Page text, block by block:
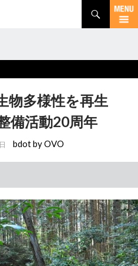
物多様性を再生
備活動20周年
bdot by OVO